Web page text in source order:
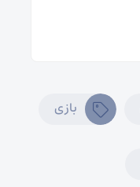
بازی